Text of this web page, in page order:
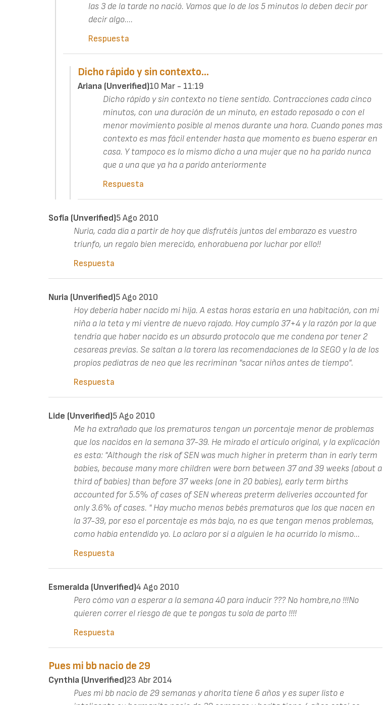
las 3 de la tarde no nació. Vamos que lo de los 5 minutos lo deben decir por
decir algo....
Respuesta
Dicho rápido y sin contexto…
Ariana (unverified)10 Mar - 11:19
Dicho rápido y sin contexto no tiene sentido. Contracciones cada cinco
minutos, con una duración de un minuto, en estado reposado o con el
menor movimiento posible al menos durante una hora. Cuando pones mas
contexto es mas fácil entender hasta que momento es bueno esperar en
casa. Y tampoco es lo mismo dicho a una mujer que no ha parido nunca
que a una que ya ha a parido anteriormente
Respuesta
Sofía (unverified)5 Ago 2010
Nuria, cada día a partir de hoy que disfrutéis juntos del embarazo es vuestro
triunfo, un regalo bien merecido, enhorabuena por luchar por ello!!
Respuesta
Nuria (unverified)5 Ago 2010
Hoy deberia haber nacido mi hija. A estas horas estaria en una habitación, con mi
niña a la teta y mi vientre de nuevo rajado. Hoy cumplo 37+4 y la razón por la que
tendria que haber nacido es un absurdo protocolo que me condena por tener 2
cesareas previas. Se saltan a la torera las recomendaciones de la SEGO y la de los
propios pediatras de neo que les recriminan "sacar niños antes de tiempo".
Respuesta
Lide (unverified)5 Ago 2010
Me ha extrañado que los prematuros tengan un porcentaje menor de problemas
que los nacidos en la semana 37-39. He mirado el artículo original, y la explicación
es esta: "Although the risk of SEN was much higher in preterm than in early term
babies, because many more children were born between 37 and 39 weeks (about a
third of babies) than before 37 weeks (one in 20 babies), early term births
accounted for 5.5% of cases of SEN whereas preterm deliveries accounted for
only 3.6% of cases. " Hay mucho menos bebés prematuros que los que nacen en
la 37-39, por eso el porcentaje es más bajo, no es que tengan menos problemas,
como había entendido yo. Lo aclaro por si a alguien le ha ocurrido lo mismo...
Respuesta
Esmeralda (unverified)4 Ago 2010
Pero cómo van a esperar a la semana 40 para inducir ??? No hombre,no !!!No
quieren correr el riesgo de que te pongas tu sola de parto !!!!
Respuesta
Pues mi bb nacio de 29
Cynthia (unverified)23 Abr 2014
Pues mi bb nacio de 29 semanas y ahorita tiene 6 años y es super listo e